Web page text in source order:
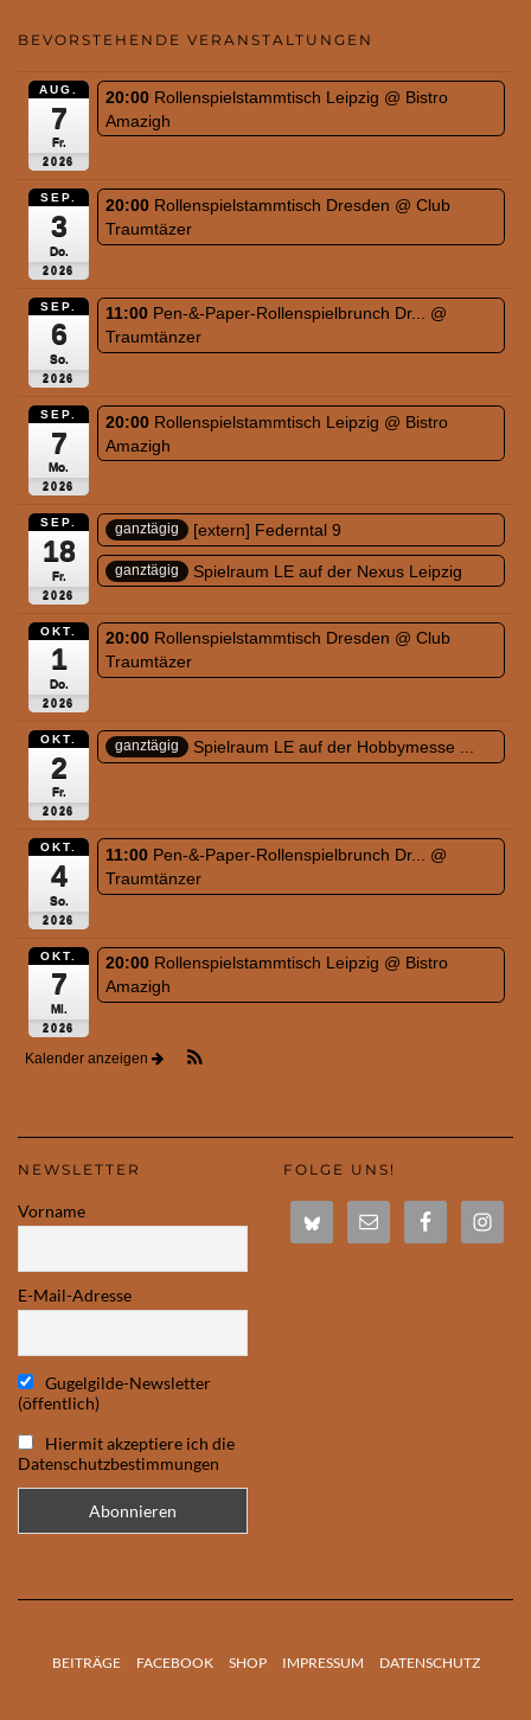
BEVORSTEHENDE VERANSTALTUNGEN
AUG.
7
Fr.
2026
20:00 Rollenspielstammtisch Leipzig @ Bistro
Amazigh
SEP.
3
Do.
2026
20:00 Rollenspielstammtisch Dresden @ Club
Traumtäzer
SEP.
6
So.
2026
11:00 Pen-&-Paper-Rollenspielbrunch Dr... @
Traumtänzer
SEP.
7
Mo.
2026
20:00 Rollenspielstammtisch Leipzig @ Bistro
Amazigh
SEP.
18
Fr.
2026
ganztägig [extern] Federntal 9
ganztägig Spielraum LE auf der Nexus Leipzig
OKT.
1
Do.
2026
20:00 Rollenspielstammtisch Dresden @ Club
Traumtäzer
OKT.
2
Fr.
2026
ganztägig Spielraum LE auf der Hobbymesse ...
OKT.
4
So.
2026
11:00 Pen-&-Paper-Rollenspielbrunch Dr... @
Traumtänzer
OKT.
7
Mi.
2026
20:00 Rollenspielstammtisch Leipzig @ Bistro
Amazigh
Kalender anzeigen
NEWSLETTER
Vorname
E-Mail-Adresse
Gugelgilde-Newsletter
(öffentlich)
Hiermit akzeptiere ich die
Datenschutzbestimmungen
FOLGE UNS!
BEITRÄGE FACEBOOK SHOP IMPRESSUM DATENSCHUTZ